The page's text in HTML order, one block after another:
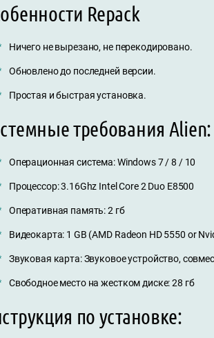
Repack
Ничего не вырезано, не перекодировано.
Обновлено до последней версии.
Простая и быстрая установка.
требования
Операционная система: Windows 7 / 8 / 10
Процессор: 3.16Ghz Intel Core 2 Duo E8500
Оперативная память: 2 гб
Видеокарта: 1 GB (AMD Radeon HD 5550 or
Звуковая карта: Звуковое устройство,
Свободное место на жестком диске: 28 гб
по установке: